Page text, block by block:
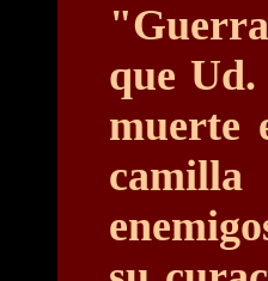
que Ud.
muerte
camilla